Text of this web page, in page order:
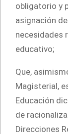
obligatorio y
asignación
necesidades
educativo;
Que,
Magisterial,
Educación
de
Direcciones